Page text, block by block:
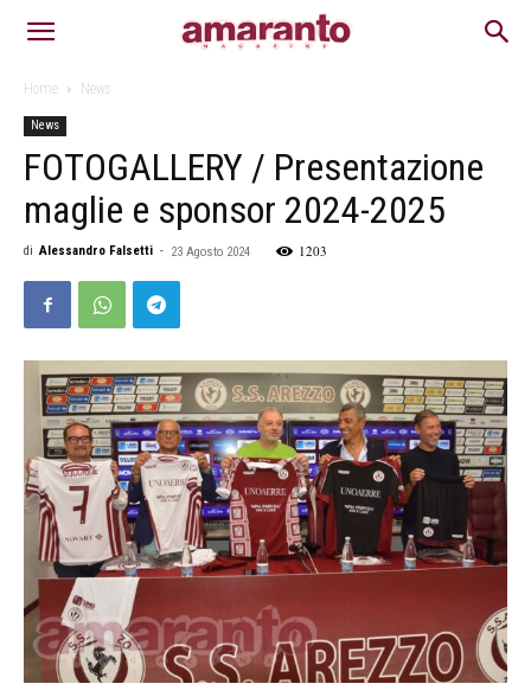
Home News
News
FOTOGALLERY / Presentazione
maglie e sponsor 2024-2025
di Alessandro Falsetti - 23 Agosto 2024 1203